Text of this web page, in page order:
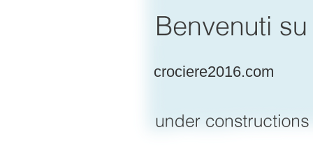
crociere2016.com